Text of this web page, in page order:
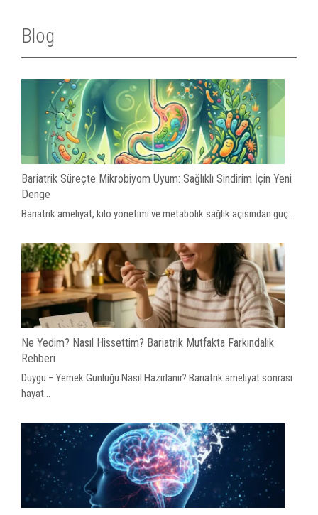
Blog
Bariatrik Süreçte Mikrobiyom Uyum: Sağlıklı Sindirim İçin Yeni
Denge
Bariatrik ameliyat, kilo yönetimi ve metabolik sağlık açısından güç...
Ne Yedim? Nasıl Hissettim? Bariatrik Mutfakta Farkındalık
Rehberi
Duygu – Yemek Günlüğü Nasıl Hazırlanır? Bariatrik ameliyat sonrası
hayat...